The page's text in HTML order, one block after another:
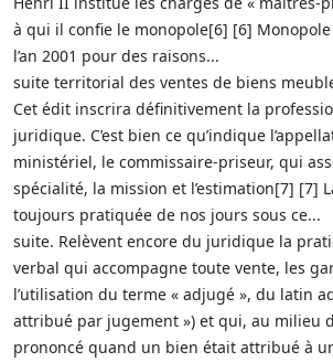
à qui il confie le monopole[6] [6]
l’an 2001 pour des raisons...
suite territorial des ventes de biens
Cet édit inscrira définitivement la
juridique. C’est bien ce qu’indique
ministériel, le commissaire-priseur, qui
spécialité, la mission et l’estimation[7] [7]
toujours pratiquée de nos jours sous ce...
suite. Relèvent encore du juridique la
verbal qui accompagne toute vente, les
l’utilisation du terme « adjugé », du latin
attribué par jugement ») et qui, au milieu
prononcé quand un bien était attribué à